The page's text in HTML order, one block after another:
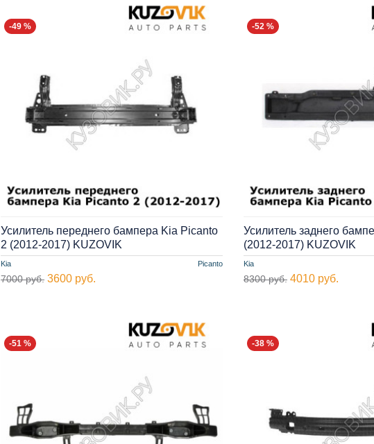
-49 %
Kia Picanto
Усилитель переднего бампера Kia Picanto
2 (2012-2017) KUZOVIK
7000 руб. 3600 руб.
-52 %
Kia
Усилитель заднего
(2012-2017) KUZOVIK
8300 руб. 4010 руб.
-51 % -38 %